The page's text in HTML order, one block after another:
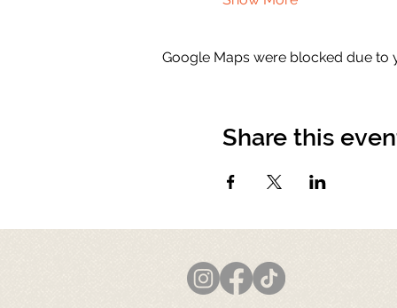
Google Maps were blocked due to
Share this